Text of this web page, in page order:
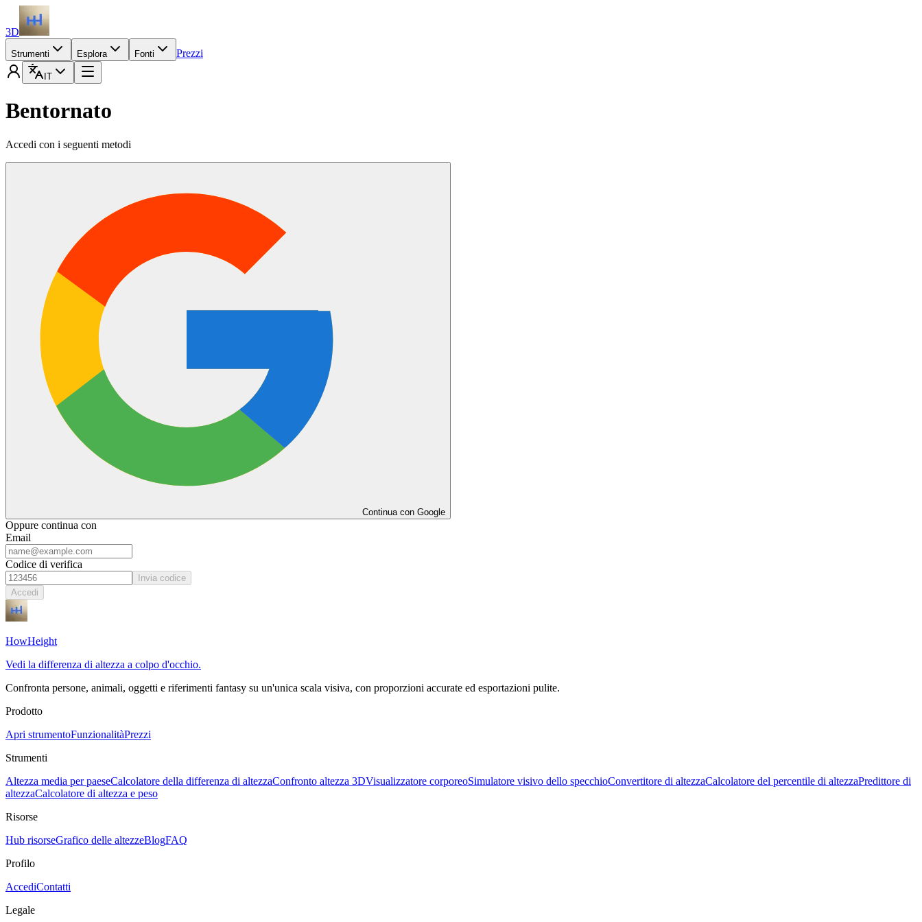
3D
Strumenti Esplora Fonti Prezzi
IT
Bentornato
Accedi con i seguenti metodi
Continua con Google
Oppure continua con
Email
Codice di verifica
Invia codice
Accedi
HowHeight
Vedi la differenza di altezza a colpo d'occhio.
Confronta persone, animali, oggetti e riferimenti fantasy su un'unica scala visiva, con proporzioni accurate ed esportazioni pulite.
Prodotto
Apri strumentoFunzionalitàPrezzi
Strumenti
Altezza media per paeseCalcolatore della differenza di altezzaConfronto altezza 3DVisualizzatore corporeoSimulatore visivo dello specchioConvertitore di altezzaCalcolatore del percentile di altezzaPredittore di
altezzaCalcolatore di altezza e peso
Risorse
Hub risorseGrafico delle altezzeBlogFAQ
Profilo
AccediContatti
Legale